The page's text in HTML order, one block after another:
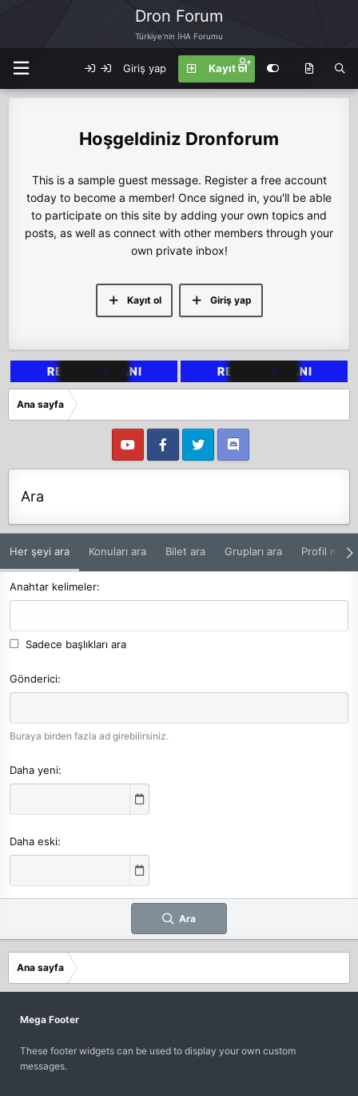
Dron Forum
Türkiye'nin İHA Forumu
Giriş yap Kayıt ol
Dronforum
This is a sample guest message. Register a free account
today to become a member! Once signed in, you'll be able
to participate on this site by adding your own topics and
posts, as well as connect with other members through your
own private inbox!
Giriş yap
Kayıt ol
Ana sayfa
Ara
Her şeyi ara Konuları ara Bilet ara Grupları ara Profil
Anahtar kelimeler
Sadece başlıkları ara
Gönderici
Buraya birden fazla ad girebilirsiniz.
Daha yeni
Daha eski
Ara
Ana sayfa
Mega Footer
These footer widgets can be used to display your own custom
messages.